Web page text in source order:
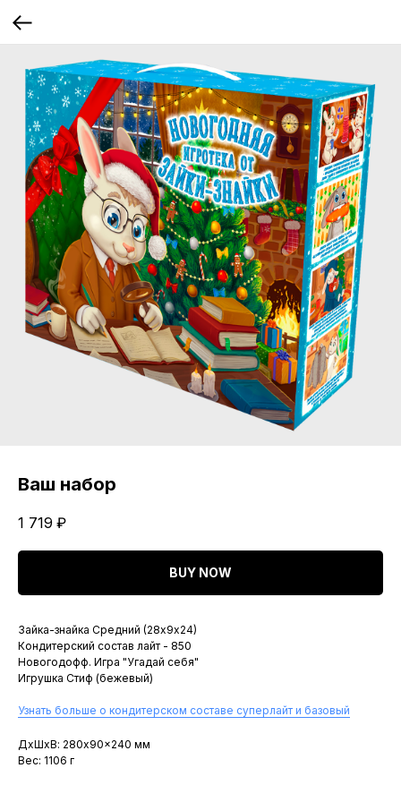
Ваш набор
1 719 ₽
BUY NOW
Зайка-знайка Средний (28х9х24)
Кондитерский состав лайт - 850
Новогодофф. Игра "Угадай себя"
Игрушка Стиф (бежевый)
Узнать больше о кондитерском составе суперлайт и базовый
ДxШxВ: 280x90x240 мм
Вес: 1106 г